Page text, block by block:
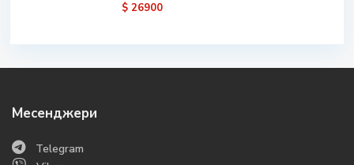
$ 26900
Месенджери
Telegram